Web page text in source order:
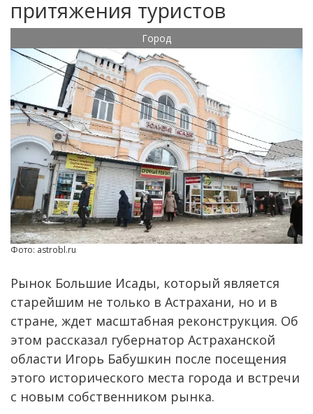
притяжения туристов
Город
Фото: astrobl.ru
Рынок Большие Исады, который является
старейшим не только в Астрахани, но и в
стране, ждет масштабная реконструкция. Об
этом рассказал губернатор Астраханской
области Игорь Бабушкин после посещения
этого исторического места города и встречи
с новым собственником рынка.